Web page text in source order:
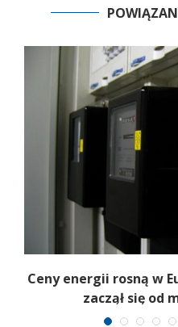
Ceny energii rosną w
zaczął się od